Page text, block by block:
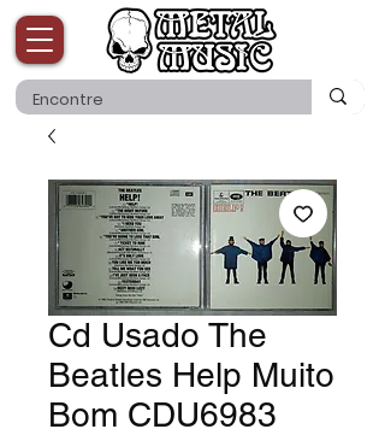
Cd Usado The
Beatles Help Muito
Bom CDU6983